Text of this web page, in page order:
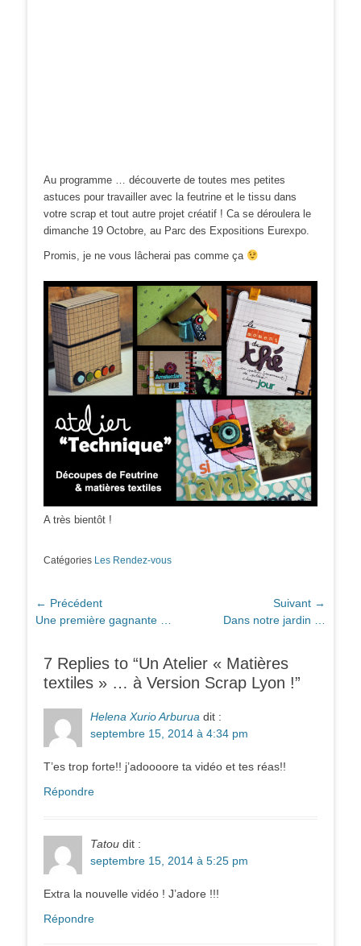
Au programme … découverte de toutes mes petites
astuces pour travailler avec la feutrine et le tissu dans
votre scrap et tout autre projet créatif ! Ca se déroulera le
dimanche 19 Octobre, au Parc des Expositions Eurexpo.
Promis, je ne vous lâcherai pas comme ça
A très bientôt !
Catégories Les Rendez-vous
Navigation
de
← Précédent
Article
Une première gagnante …
Suivant →
Dans notre jardin …
7 Replies to “Un Atelier « Matières
textiles » … à Version Scrap Lyon !”
Helena Xurio Arburua dit :
septembre 15, 2014 à 4:34 pm
T’es trop forte!! j’adoooore ta vidéo et tes réas!!
Répondre
Tatou dit :
septembre 15, 2014 à 5:25 pm
Extra la nouvelle vidéo ! J’adore !!!
Répondre